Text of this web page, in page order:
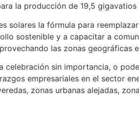
la producción de 19,5
solares la fórmula para
sostenible y a capacitar a
las zonas geográficas
sin importancia, o
empresariales en el sector
zonas urbanas alejadas,